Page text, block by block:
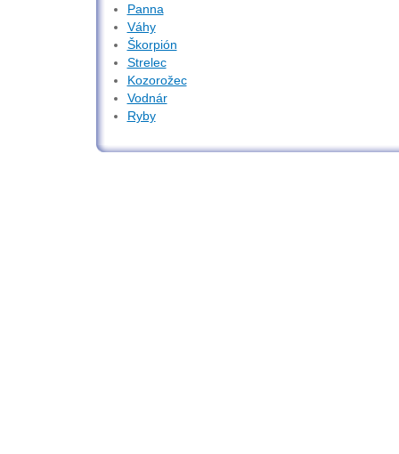
Panna
Váhy
Škorpión
Strelec
Kozorožec
Vodnár
Ryby